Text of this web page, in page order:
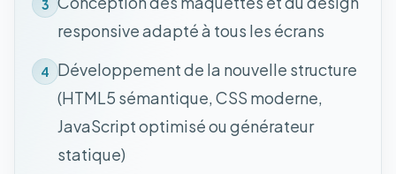
3
responsive adapté à tous les écrans
4 Développement de la nouvelle structure
(HTML5 sémantique, CSS moderne,
JavaScript optimisé ou générateur
statique)